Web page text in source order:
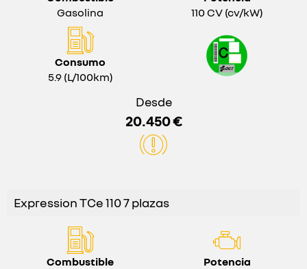
Gasolina
110 CV (cv/kW)
Consumo
5.9 (L/100km)
Desde
20.450 €
Expression TCe 110 7 plazas
Combustible
Potencia